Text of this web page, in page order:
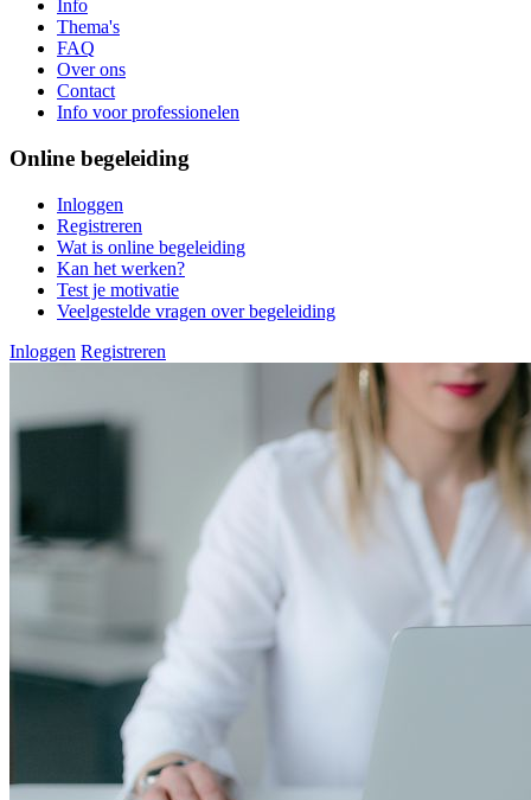
Info
Thema's
FAQ
Over ons
Contact
Info voor professionelen
Online begeleiding
Inloggen
Registreren
Wat is online begeleiding
Kan het werken?
Test je motivatie
Veelgestelde vragen over begeleiding
Inloggen Registreren